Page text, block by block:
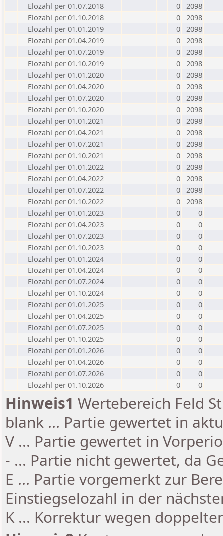
Elozahl per 01.07.2018
0 2098
Elozahl per 01.10.2018
0 2098
Elozahl per 01.01.2019
0 2098
Elozahl per 01.04.2019
0 2098
Elozahl per 01.07.2019
0 2098
Elozahl per 01.10.2019
0 2098
Elozahl per 01.01.2020
0 2098
Elozahl per 01.04.2020
0 2098
Elozahl per 01.07.2020
0 2098
Elozahl per 01.10.2020
0 2098
Elozahl per 01.01.2021
0 2098
Elozahl per 01.04.2021
0 2098
Elozahl per 01.07.2021
0 2098
Elozahl per 01.10.2021
0 2098
Elozahl per 01.01.2022
0 2098
Elozahl per 01.04.2022
0 2098
Elozahl per 01.07.2022
0 2098
Elozahl per 01.10.2022
0 2098
Elozahl per 01.01.2023
0
0
Elozahl per 01.04.2023
0
0
Elozahl per 01.07.2023
0
0
Elozahl per 01.10.2023
0
0
Elozahl per 01.01.2024
0
0
Elozahl per 01.04.2024
0
0
Elozahl per 01.07.2024
0
0
Elozahl per 01.10.2024
0
0
Elozahl per 01.01.2025
0
0
Elozahl per 01.04.2025
0
0
Elozahl per 01.07.2025
0
0
Elozahl per 01.10.2025
0
0
Elozahl per 01.01.2026
0
0
Elozahl per 01.04.2026
0
0
Elozahl per 01.07.2026
0
0
Elozahl per 01.10.2026
0 0
Hinweis1 Wertebereich Feld
blank ... Partie gewertet in
V ... Partie gewertet in
- ... Partie nicht gewertet, da
E ... Partie vorgemerkt zur
Einstiegselozahl in der
K ... Korrektur wegen